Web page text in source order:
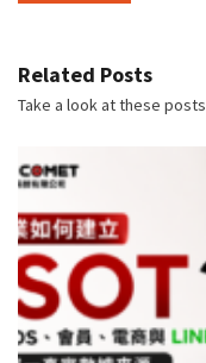
Related Posts
Take a look at these posts